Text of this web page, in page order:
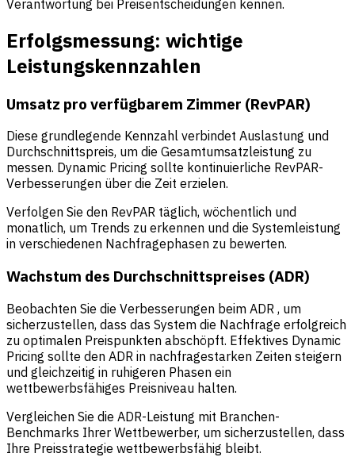
Verantwortung bei Preisentscheidungen kennen.
Erfolgsmessung: wichtige
Leistungskennzahlen
Umsatz pro verfügbarem Zimmer (RevPAR)
Diese grundlegende Kennzahl verbindet Auslastung und
Durchschnittspreis, um die Gesamtumsatzleistung zu
messen. Dynamic Pricing sollte kontinuierliche RevPAR-
Verbesserungen über die Zeit erzielen.
Verfolgen Sie den RevPAR täglich, wöchentlich und
monatlich, um Trends zu erkennen und die Systemleistung
in verschiedenen Nachfragephasen zu bewerten.
Wachstum des Durchschnittspreises (ADR)
Beobachten Sie die Verbesserungen beim ADR , um
sicherzustellen, dass das System die Nachfrage erfolgreich
zu optimalen Preispunkten abschöpft. Effektives Dynamic
Pricing sollte den ADR in nachfragestarken Zeiten steigern
und gleichzeitig in ruhigeren Phasen ein
wettbewerbsfähiges Preisniveau halten.
Vergleichen Sie die ADR-Leistung mit Branchen-
Benchmarks Ihrer Wettbewerber, um sicherzustellen, dass
Ihre Preisstrategie wettbewerbsfähig bleibt.